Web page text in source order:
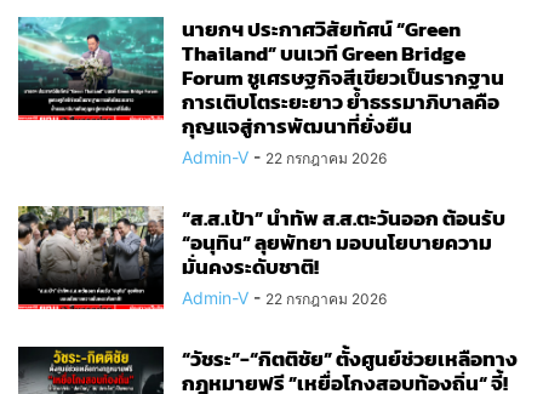
นายกฯ ประกาศวิสัยทัศน์ “Green
Thailand” บนเวที Green Bridge
Forum ชูเศรษฐกิจสีเขียวเป็นรากฐาน
การเติบโตระยะยาว ย้ำธรรมาภิบาลคือ
กุญแจสู่การพัฒนาที่ยั่งยืน
Admin-V - 22 กรกฎาคม 2026
“ส.ส.เป้า” นำทัพ ส.ส.ตะวันออก ต้อนรับ
“อนุทิน” ลุยพัทยา มอบนโยบายความ
มั่นคงระดับชาติ!
Admin-V - 22 กรกฎาคม 2026
“วัชระ”-“กิตติชัย” ตั้งศูนย์ช่วยเหลือทาง
กฎหมายฟรี ”เหยื่อโกงสอบท้องถิ่น“ จี้!